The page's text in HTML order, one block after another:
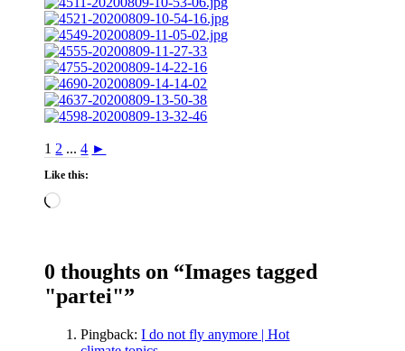
1 2 ... 4 ►
Like this:
Loading…
0 thoughts on “Images tagged
"partei"”
Pingback:I do not fly anymore | Hot